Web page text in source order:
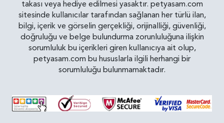
takası veya hediye edilmesi yasaktır. petyasam.com
sitesinde kullanıcılar tarafından sağlanan her türlü ilan,
bilgi, içerik ve görselin gerçekliği, orijinalliği, güvenliği,
doğruluğu ve belge bulundurma zorunluluğuna ilişkin
sorumluluk bu içerikleri giren kullanıcıya ait olup,
petyasam.com bu hususlarla ilgili herhangi bir
sorumluluğu bulunmamaktadır.